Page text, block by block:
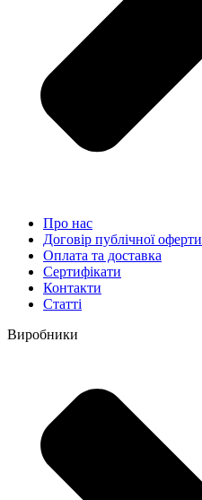
Про нас
Договір публічної оферти
Оплата та доставка
Сертифікати
Контакти
Статті
Виробники